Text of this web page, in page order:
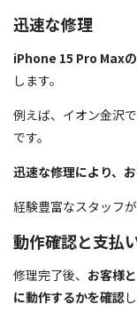
迅速な修理
iPhone 15 Pro Max
します。
例えば、イオン金沢
です。
迅速な修理により、
経験豊富なスタッフ
動作確認と支払
修理完了後、 お客様
に動作するかを確認